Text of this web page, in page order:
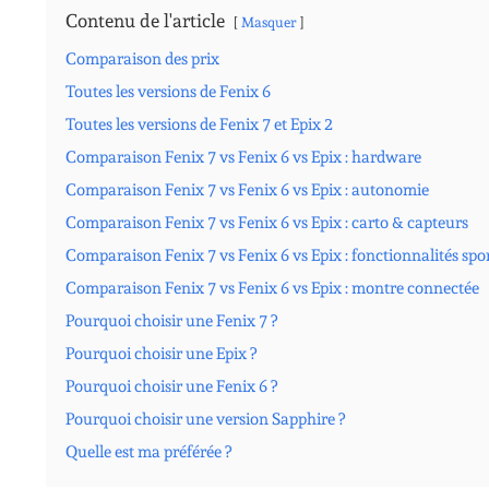
Contenu de l'article Masquer
Comparaison des prix
Toutes les versions de Fenix 6
Toutes les versions de Fenix 7 et Epix 2
Comparaison Fenix 7 vs Fenix 6 vs Epix : hardware
Comparaison Fenix 7 vs Fenix 6 vs Epix : autonomie
Comparaison Fenix 7 vs Fenix 6 vs Epix : carto & capteurs
Comparaison Fenix 7 vs Fenix 6 vs Epix : fonctionnalités
Comparaison Fenix 7 vs Fenix 6 vs Epix : montre connectée
Pourquoi choisir une Fenix 7 ?
Pourquoi choisir une Epix ?
Pourquoi choisir une Fenix 6 ?
Pourquoi choisir une version Sapphire ?
Quelle est ma préférée ?